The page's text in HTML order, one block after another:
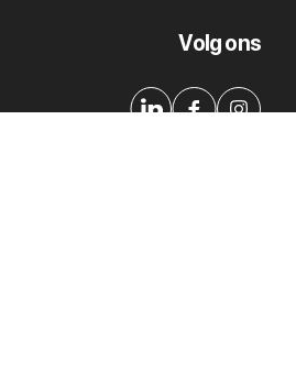
Volg ons